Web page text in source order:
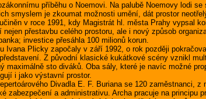
příběhu o Noemovi. Na palubě Noemovy lodi
smyslem je zkoumat možnosti umění, dát prostor
v roce 1991, kdy Magistrát hl. města Prahy vypsal
přestavbu celého prostoru, ale i nový způsob
investice přesáhla 100 milionů korun.
Plicky započaly v září 1992, o rok později
Z původní klasické kukátkové scény vznikl
maximálně sto diváků. Oba sály, které je navíc možné
i jako výstavní prostor.
Divadla E. F. Buriana se 120 zaměstnanci, z
zabezpečení a administrativu. Archa pracuje na